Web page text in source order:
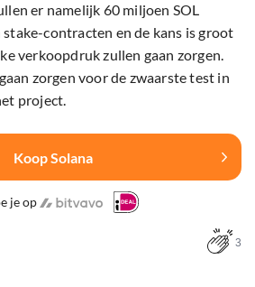
er namelijk 60 miljoen SOL
contracten en de kans is groot
verkoopdruk zullen gaan zorgen.
zorgen voor de zwaarste test in
project.
Koop Solana
je op
3